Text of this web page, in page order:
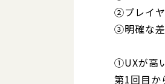
②プレイ
③明確な
①UXが高
第1回目か